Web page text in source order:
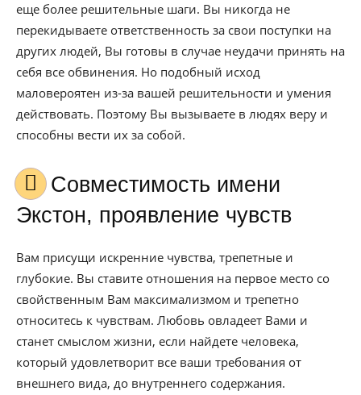
еще более решительные шаги. Вы никогда не
перекидываете ответственность за свои поступки на
других людей, Вы готовы в случае неудачи принять на
себя все обвинения. Но подобный исход
маловероятен из-за вашей решительности и умения
действовать. Поэтому Вы вызываете в людях веру и
способны вести их за собой.
Совместимость имени
Экстон, проявление чувств
Вам присущи искренние чувства, трепетные и
глубокие. Вы ставите отношения на первое место со
свойственным Вам максимализмом и трепетно
относитесь к чувствам. Любовь овладеет Вами и
станет смыслом жизни, если найдете человека,
который удовлетворит все ваши требования от
внешнего вида, до внутреннего содержания.